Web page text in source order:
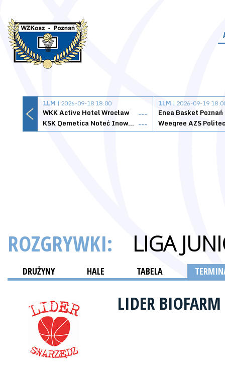
1LM | 2026-09-18 18:00
WKK Active Hotel Wrocław
---
KSK Qemetica Noteć Inowrocław ---
1LM | 2026-09-19
Enea Basket Poznań
ROZGRYWKI: LIGA
DRUŻYNY HALE TABELA
LIDER